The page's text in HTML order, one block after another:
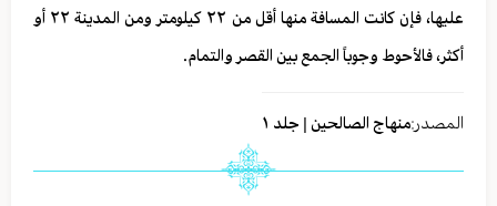
عليها، فإن كانت المسافة منها أقل من ٢٢ كيلومتر ومن المدينة ٢٢ أو
أكثر، فالأحوط وجوباً الجمع بين القصر والتمام.
المصدر:منهاج الصالحين | جلد ١